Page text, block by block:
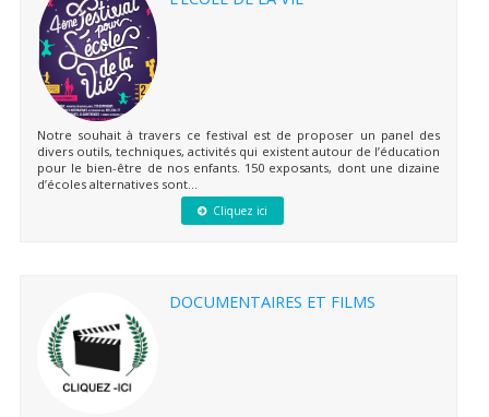
Notre souhait à travers ce festival est de proposer un panel des
divers outils, techniques, activités qui existent autour de l’éducation
pour le bien-être de nos enfants. 150 exposants, dont une dizaine
d’écoles alternatives sont...
Cliquez ici
DOCUMENTAIRES ET FILMS